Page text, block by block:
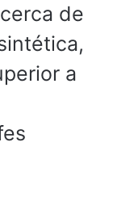
de
a